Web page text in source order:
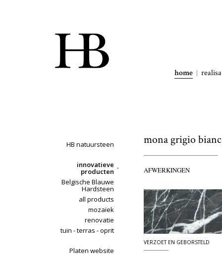
home
HB natuursteen
innovatieve
producten
Belgische Blauwe
Hardsteen
all products
mozaïek
renovatie
tuin - terras - oprit
Platen website
mona grigio
AFWERKINGEN
VERZOET EN GEBORSTELD